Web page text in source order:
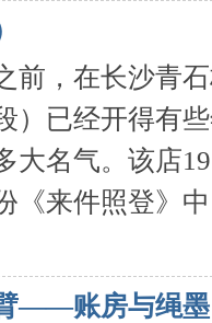
前，在长沙青
）已经开得有
大名气。该店
《来件照登》
——账房与绳墨